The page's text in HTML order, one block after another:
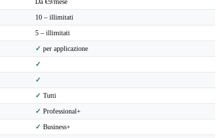
10 – illimitati
5 – illimitati
✓ per applicazione
✓
✓
✓ Tutti
✓ Professional+
✓ Business+